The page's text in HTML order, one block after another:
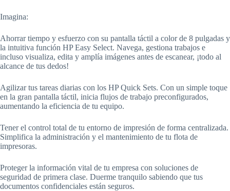
Imagina:
Ahorrar tiempo y esfuerzo con su pantalla táctil a color de 8 pulgadas y
la intuitiva función HP Easy Select. Navega, gestiona trabajos e
incluso visualiza, edita y amplía imágenes antes de escanear, ¡todo al
alcance de tus dedos!
Agilizar tus tareas diarias con los HP Quick Sets. Con un simple toque
en la gran pantalla táctil, inicia flujos de trabajo preconfigurados,
aumentando la eficiencia de tu equipo.
Tener el control total de tu entorno de impresión de forma centralizada.
Simplifica la administración y el mantenimiento de tu flota de
impresoras.
Proteger la información vital de tu empresa con soluciones de
seguridad de primera clase. Duerme tranquilo sabiendo que tus
documentos confidenciales están seguros.